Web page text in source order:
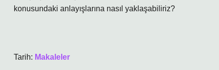
konusundaki anlayışlarına nasıl yaklaşabiliriz?
Tarih: Makaleler